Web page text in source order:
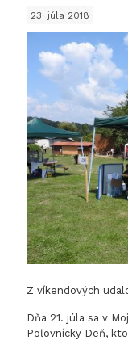
23. júla 2018
Z víkendových
Dňa 21. júla sa v
Poľovnícky Deň,